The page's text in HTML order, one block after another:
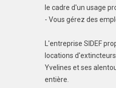
le cadre d'un usage
- Vous gérez des
L'entreprise SIDEF
locations
Yvelines et ses
entière.